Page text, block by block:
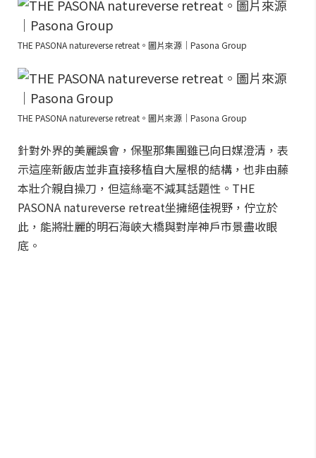
THE PASONA natureverse retreat。圖片來源｜Pasona Group
THE PASONA natureverse retreat。圖片來源｜Pasona Group
針對外界的美麗誤會，保聖那集團雖已向日媒澄清，表
示這座新飯店並非直接移植自大屋根的結構，也非由藤
本壯介親自操刀，但這絲毫不減其話題性。THE
PASONA natureverse retreat坐擁絕佳視野，佇立於
此，能將壯麗的明石海峽大橋與對岸神戶市景盡收眼
底。